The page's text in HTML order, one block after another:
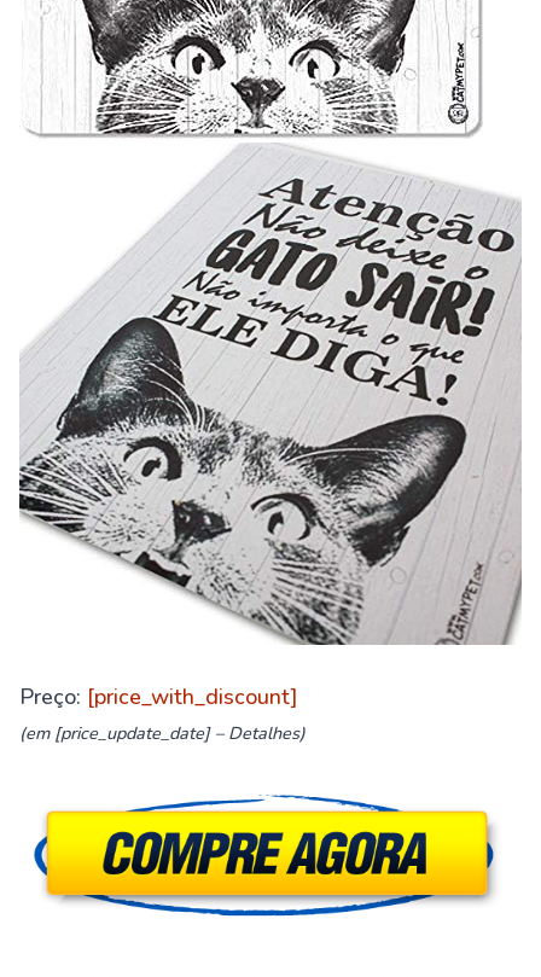
Preço: [price_with_discount]
(em [price_update_date] – Detalhes)